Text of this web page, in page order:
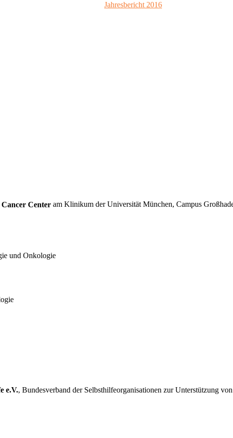
Jahresbericht 2016
Center am Klinikum der Universität München, Campus
und Onkologie
e.V., Bundesverband der Selbsthilfeorganisationen zur Unterstützung